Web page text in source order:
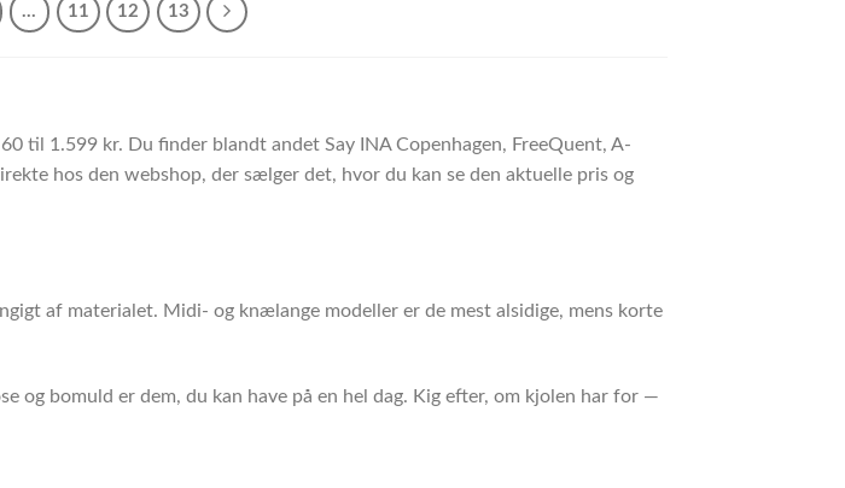
… 11 12 13
til 1.599 kr. Du finder blandt andet Say INA Copenhagen, FreeQuent, A-
hos den webshop, der sælger det, hvor du kan se den aktuelle pris og
af materialet. Midi- og knælange modeller er de mest alsidige, mens korte
og bomuld er dem, du kan have på en hel dag. Kig efter, om kjolen har for —